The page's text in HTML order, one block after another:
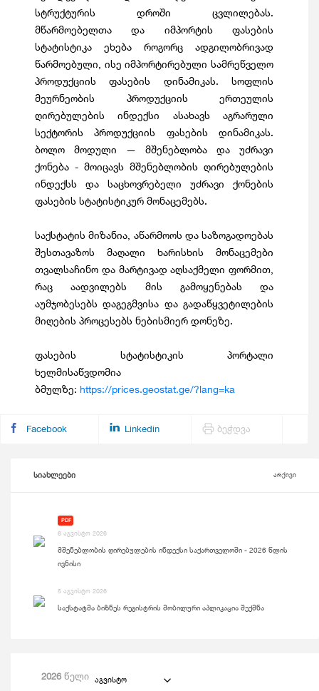
სტრუქტურის დროში ცვლილებას.
მწარმოებელთა და იმპორტის ფასების
სტატისტიკა ეხება როგორც ადგილობრივად
წარმოებული, ისე იმპორტირებული სამრეწველო
პროდუქციის ფასების დინამიკას. სოფლის
მეურნეობის პროდუქციის ერთეულის
ღირებულების ინდექსი ასახავს აგრარული
სექტორის პროდუქციის ფასების დინამიკას.
ბოლო მოდული — მშენებლობა და უძრავი
ქონება - მოიცავს მშენებლობის ღირებულების
ინდექსს და საცხოვრებელი უძრავი ქონების
ფასების სტატისტიკურ მონაცემებს.
საქსტატის მიზანია, აწარმოოს და საზოგადოებას
შესთავაზოს მაღალი ხარისხის მონაცემები
თვალსაჩინო და მარტივად აღსაქმელი ფორმით,
რაც აადვილებს მის გამოყენებას და
აუმჯობესებს დაგეგმვისა და გადაწყვეტილების
მიღების პროცესებს ნებისმიერ დონეზე.
ფასების სტატისტიკის პორტალი
ხელმისაწვდომია
ბმულზე: https://prices.geostat.ge/?lang=ka
Facebook Linkedin ბეჭდვა
სიახლეები არქივი
PDF
6 აგვისტო 2026
მშენებლობის ღირებულების ინდექსი საქართველოში - 2026 წლის
ივნისი
5 აგვისტო 2026
საქსტატმა ბიზნეს რეგისტრის მობილური აპლიკაცია შექმნა
2026წელი აგვისტო